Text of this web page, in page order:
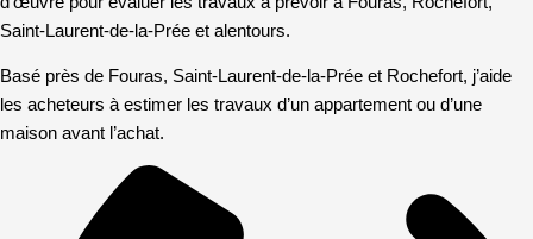
Saint-Laurent-de-la-Prée et alentours.
Basé près de Fouras, Saint-Laurent-de-la-Prée et Rochefort, j’aide
les acheteurs à estimer les travaux d’un appartement ou d’une
maison avant l’achat.